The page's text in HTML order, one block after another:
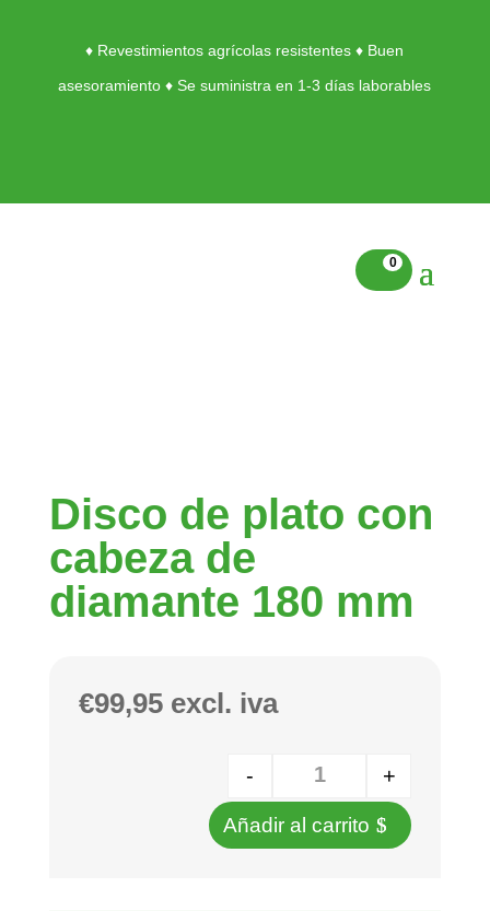
♦ Revestimientos agrícolas resistentes ♦ Buen
asesoramiento ♦ Se suministra en 1-3 días laborables
0
Disco de plato con
cabeza de
diamante 180 mm
€99,95 excl. iva
- +
Añadir al carrito